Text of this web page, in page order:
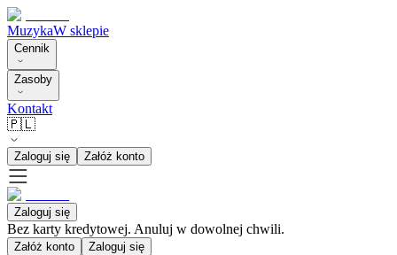
MuzykaW sklepie
Cennik
Zasoby
Kontakt
🇵🇱
Zaloguj się Załóż konto
Zaloguj się
Bez karty kredytowej. Anuluj w dowolnej chwili.
Załóż konto Zaloguj się